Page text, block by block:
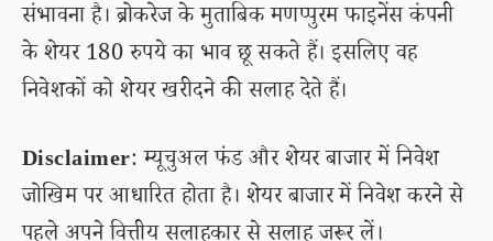
संभावना है। ब्रोकरेज के मुताबिक मणप्पुरम फाइनेंस कंपनी
के शेयर 180 रुपये का भाव छू सकते हैं। इसलिए वह
निवेशकों को शेयर खरीदने की सलाह देते हैं।
Disclaimer: म्यूचुअल फंड और शेयर बाजार में निवेश
जोखिम पर आधारित होता है। शेयर बाजार में निवेश करने से